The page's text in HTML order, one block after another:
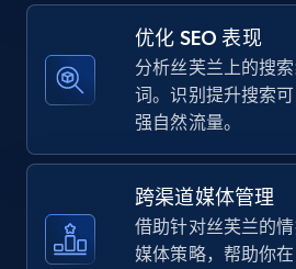
TikTok Shop - category
URL, Title, Available,
668+
优化 SEO 表现
分析丝芙兰上的搜
词。识别提升搜索
强自然流量。
跨渠道媒体管理
借助针对丝芙兰的
媒体策略，帮助你